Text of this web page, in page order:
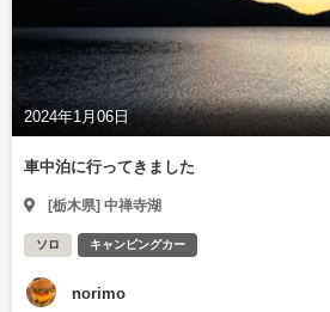
2024年1月06日
車中泊に行ってきました
[栃木県] 中禅寺湖
ソロ キャンピングカー
norimo